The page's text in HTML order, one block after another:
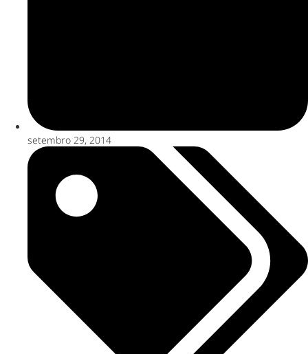
setembro 29, 2014